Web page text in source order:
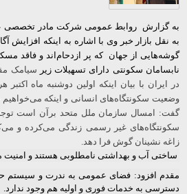
به گزارش روابط عمومی شرکت مادر تخصصی
به نقل بازار خبر وی با اشاره به اینکه
گوشه‌هایی از جهان که پر ازدحام‌اند و فاقد
نابسامان سکونتی دارای تسهیلات زیر سیامک
در ایران با بیان اینکه اولین دوشنبه ماه
وضعیت‌ سکونتگاه‌های انسانی و اینکه می‌خواهیم
گفت: امسال سازمان ملل متحد برآن است توجه
سکونتگاه‌های غیر رسمی زندگی می‌کرده و
زاغه نشینان گوش فرا دهد.
ساختی آب و بهداشتی نامطلوبی هستند و امنیت
مقدم افزود: فضای عمومی به ندرت و سیستم
دسترسی به خدمات فوری و اولیه هم وجود ندارد.